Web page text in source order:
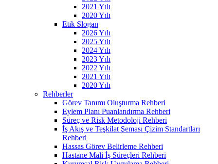
2021 Yılı
2020 Yılı
Etik Slogan
2026 Yılı
2025 Yılı
2024 Yılı
2023 Yılı
2022 Yılı
2021 Yılı
2020 Yılı
Rehberler
Görev Tanımı Oluşturma Rehberi
Eylem Planı Puanlandırma Rehberi
Süreç ve Risk Metodoloji Rehberi
İş Akış ve Teşkilat Şeması Çizim Standartları
Rehberi
Hassas Görev Belirleme Rehberi
Hastane Mali İş Süreçleri Rehberi